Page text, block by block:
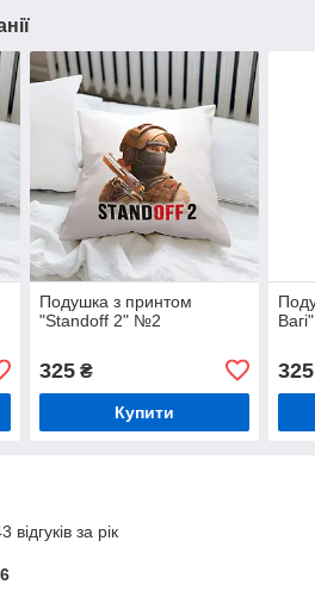
Подушка з принтом
"Standoff 2" №2
325₴
Купити
325
за рік